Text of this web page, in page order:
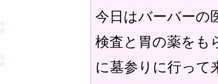
今日はバーバーの
検査と胃の薬をも
に墓参りに行って